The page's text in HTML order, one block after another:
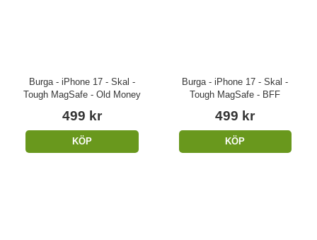
Burga - iPhone 17 - Skal -
Tough MagSafe - Old Money
499 kr
KÖP
Burga - iPhone 17 - Skal -
Tough MagSafe - BFF
499 kr
KÖP